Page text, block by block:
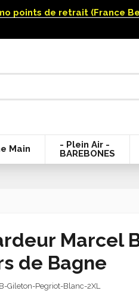
points de retrait (France
Main
- Plein Air -
BAREBONES
Marcel
de Bagne
Gileton-Pegriot-Blanc-2XL